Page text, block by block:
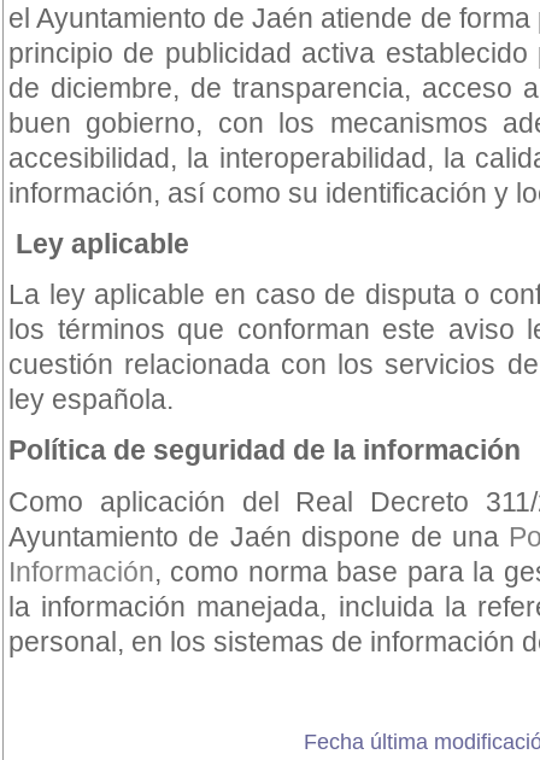
el Ayuntamiento de Jaén atiende de
principio de publicidad activa
de diciembre, de transparencia, acceso
buen gobierno, con los mecanismos
accesibilidad, la interoperabilidad, la
información, así como su identificación y
Ley aplicable
La ley aplicable en caso de disputa o
los términos que conforman este aviso
cuestión relacionada con los servicios
ley española.
Política de seguridad de la información
Como aplicación del Real Decreto
Ayuntamiento de Jaén dispone de una
Información, como norma base para la
la información manejada, incluida la
personal, en los sistemas de información
Fecha última